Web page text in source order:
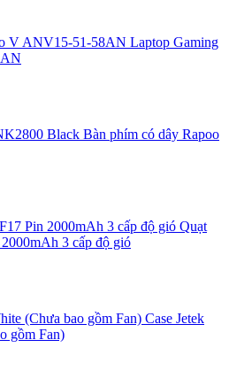
Laptop Gaming
Bàn phím có dây Rapoo
Quạt
3 cấp độ gió
Case Jetek
gồm Fan)